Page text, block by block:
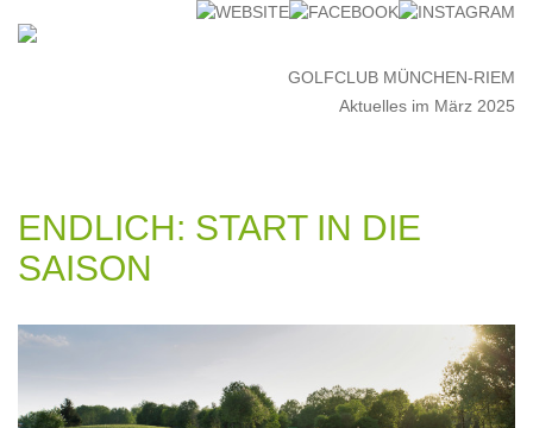
GOLFCLUB MÜNCHEN-RIEM
Aktuelles im März 2025
ENDLICH: START IN DIE
SAISON